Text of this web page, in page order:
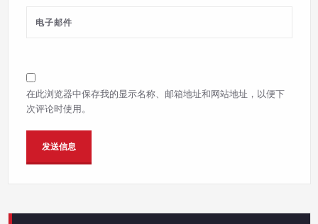
在此浏览器中保存我的显示名称、邮箱地址和网站地址，以便下
次评论时使用。